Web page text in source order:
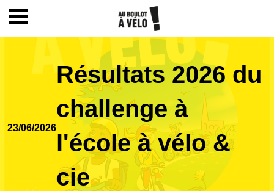
Accueil
Le challenge
Inscription
23/06/2026
Résultats 2026 du
challenge à
l'école à vélo &
cie